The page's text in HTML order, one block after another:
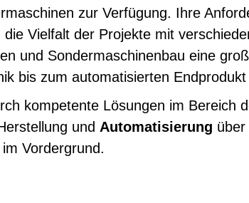
zur Verfügung. Ihre
Vielfalt der Projekte mit
und Sondermaschinenbau eine
bis zum automatisierten Endprodukt
kompetente Lösungen im Bereich
und Automatisierung über
Vordergrund.